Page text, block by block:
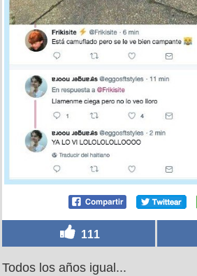
111
Todos los años igual...